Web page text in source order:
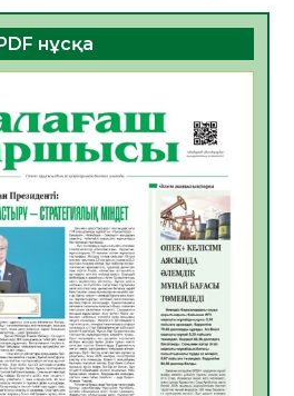
47 0
– БОЛАШАҚҚА
ТАҢДАУ
қарсы иммундау
51
49
мәлімет
47
нұсқа